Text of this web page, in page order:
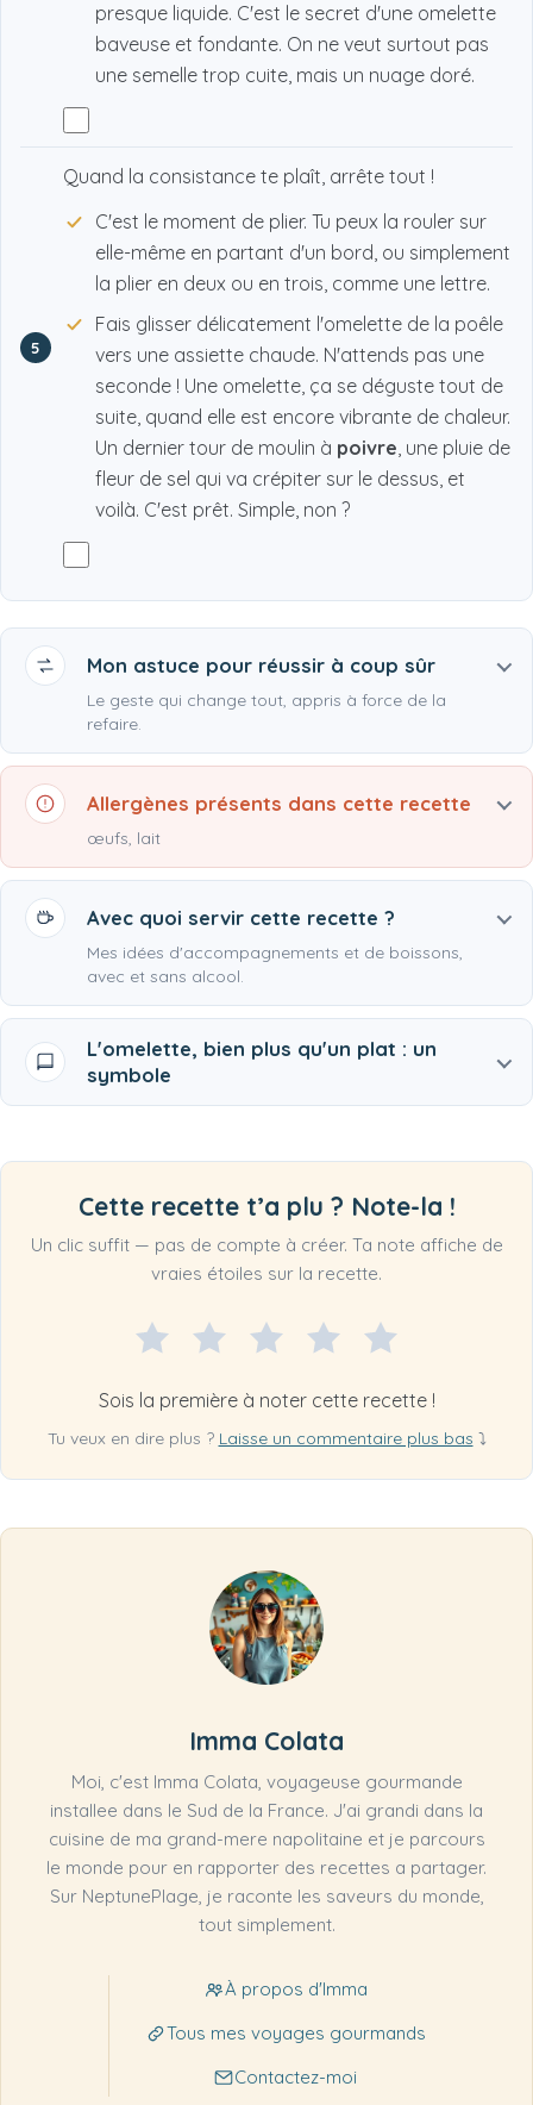
presque liquide. C'est le secret d'une omelette
baveuse et fondante. On ne veut surtout pas
une semelle trop cuite, mais un nuage doré.
5
Quand la consistance te plaît, arrête tout !
C'est le moment de plier. Tu peux la rouler sur
elle-même en partant d'un bord, ou simplement
la plier en deux ou en trois, comme une lettre.
Fais glisser délicatement l'omelette de la poêle
vers une assiette chaude. N'attends pas une
seconde ! Une omelette, ça se déguste tout de
suite, quand elle est encore vibrante de chaleur.
Un dernier tour de moulin à poivre, une pluie de
fleur de sel qui va crépiter sur le dessus, et
voilà. C'est prêt. Simple, non ?
Mon astuce pour réussir à coup sûr
Le geste qui change tout, appris à force de la
refaire.
Allergènes présents dans cette recette
œufs, lait
Avec quoi servir cette recette ?
Mes idées d'accompagnements et de boissons,
avec et sans alcool.
L'omelette, bien plus qu'un plat : un
symbole
Cette recette t’a plu ? Note-la !
Un clic suffit — pas de compte à créer. Ta note affiche de
vraies étoiles sur la recette.
Sois la première à noter cette recette !
Tu veux en dire plus ? Laisse un commentaire plus bas ⤵
Imma Colata
Moi, c'est Imma Colata, voyageuse gourmande
installee dans le Sud de la France. J'ai grandi dans la
cuisine de ma grand-mere napolitaine et je parcours
le monde pour en rapporter des recettes a partager.
Sur NeptunePlage, je raconte les saveurs du monde,
tout simplement.
À propos d'Imma
Tous mes voyages gourmands
Contactez-moi